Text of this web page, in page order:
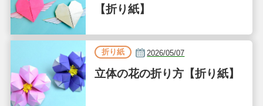
【折り紙】
折り紙 2026/05/07
立体の花の折り方【折り紙】